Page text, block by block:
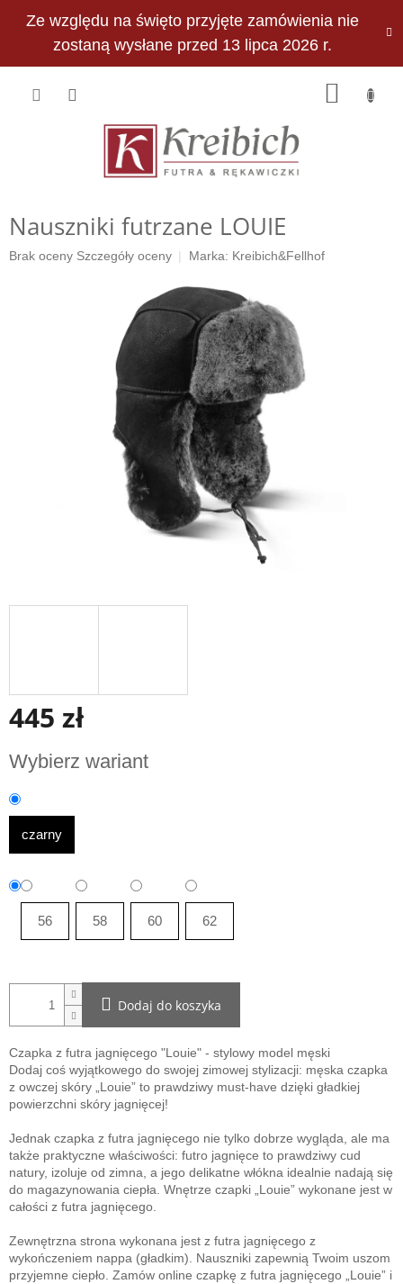
Ze względu na święto przyjęte zamówienia nie
zostaną wysłane przed 13 lipca 2026 r.
PLN
Nauszniki futrzane LOUIE
Średnia
Brak oceny Szczegóły oceny Marka: Kreibich&Fellhof
445 zł
jednostkowa:
Wybierz wariant
czarny
56 58 60 62
Dodaj do koszyka
Czapka z futra jagnięcego "Louie" - stylowy model męski
Dodaj coś wyjątkowego do swojej zimowej stylizacji: męska czapka
z owczej skóry „Louie” to prawdziwy must-have dzięki gładkiej
powierzchni skóry jagnięcej!
Jednak czapka z futra jagnięcego nie tylko dobrze wygląda, ale ma
także praktyczne właściwości: futro jagnięce to prawdziwy cud
natury, izoluje od zimna, a jego delikatne włókna idealnie nadają się
do magazynowania ciepła. Wnętrze czapki „Louie” wykonane jest w
całości z futra jagnięcego.
Zewnętrzna strona wykonana jest z futra jagnięcego z
wykończeniem nappa (gładkim). Nauszniki zapewnią Twoim uszom
przyjemne ciepło. Zamów online czapkę z futra jagnięcego „Louie” i